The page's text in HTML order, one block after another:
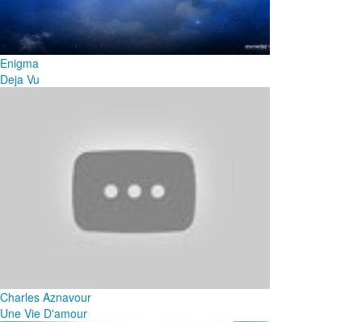
Enigma
Deja Vu
Charles Aznavour
Une Vie D'amour